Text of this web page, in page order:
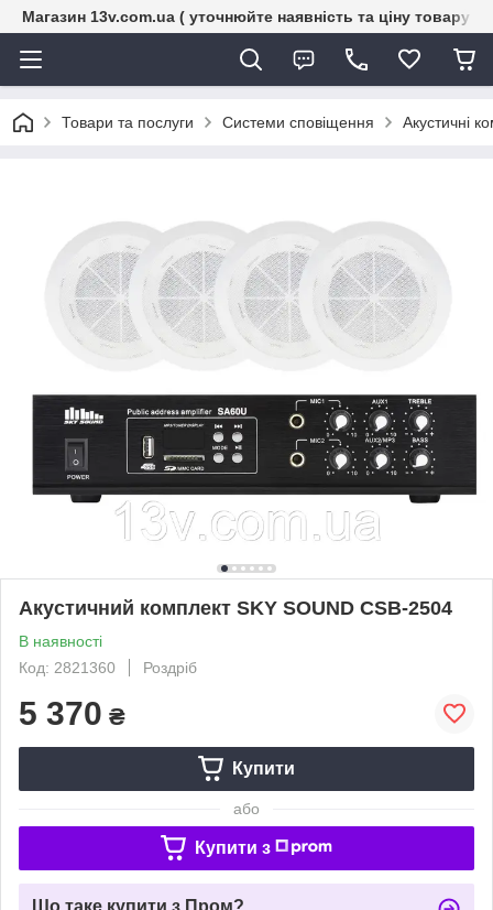
Магазин 13v.com.ua ( уточнюйте наявність та ціну товару
Товари та послуги Системи сповіщення Акустичні
Акустичний комплект SKY SOUND CSB-2504
В наявності
Код: 2821360
Роздріб
5 370 ₴
Купити
або
Купити з
Що таке купити з Пром?